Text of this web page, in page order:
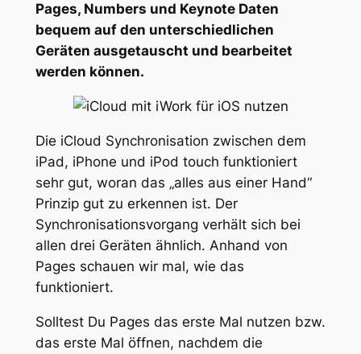
Pages, Numbers und Keynote Daten
bequem auf den unterschiedlichen
Geräten ausgetauscht und bearbeitet
werden können.
Die iCloud Synchronisation zwischen dem
iPad, iPhone und iPod touch funktioniert
sehr gut, woran das „alles aus einer Hand“
Prinzip gut zu erkennen ist. Der
Synchronisationsvorgang verhält sich bei
allen drei Geräten ähnlich. Anhand von
Pages schauen wir mal, wie das
funktioniert.
Solltest Du Pages das erste Mal nutzen bzw.
das erste Mal öffnen, nachdem die